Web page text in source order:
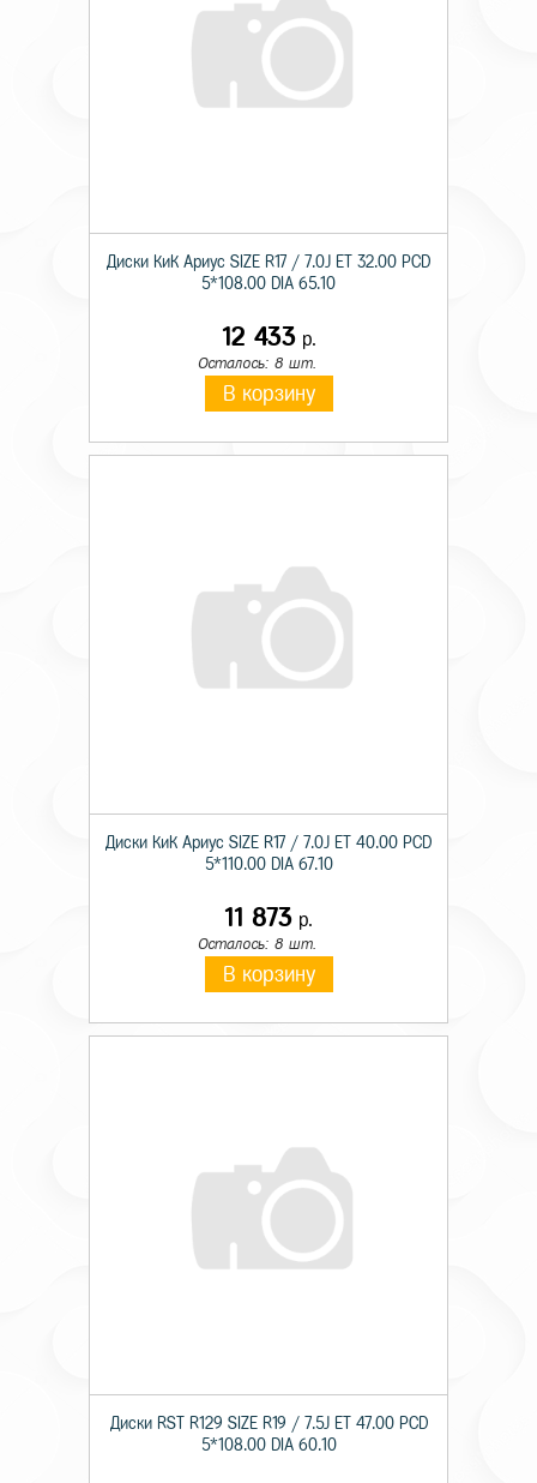
Диски КиК Ариус SIZE R17 / 7.0J ET 32.00 PCD
5*108.00 DIA 65.10
12 433р.
Осталось: 8 шт.
В корзину
Диски КиК Ариус SIZE R17 / 7.0J ET 40.00 PCD
5*110.00 DIA 67.10
11 873 р.
Осталось: 8 шт.
В корзину
Диски RST R129 SIZE R19 / 7.5J ET 47.00 PCD
5*108.00 DIA 60.10